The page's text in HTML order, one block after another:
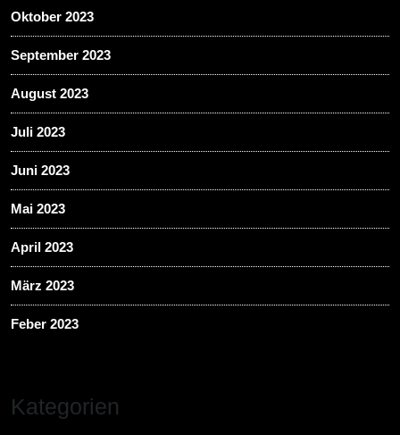
Oktober 2023
September 2023
August 2023
Juli 2023
Juni 2023
Mai 2023
April 2023
März 2023
Feber 2023
Kategorien